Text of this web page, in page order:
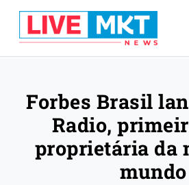
Forbes Brasil
Radio,
proprietária da
mundo